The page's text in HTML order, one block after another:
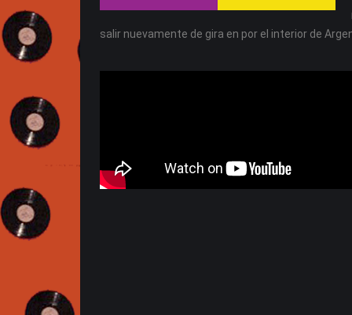
salir nuevamente de gira en por el interior de